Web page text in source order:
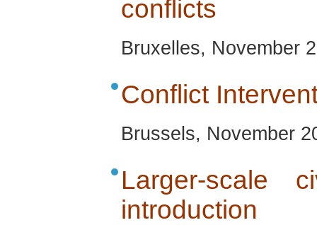
conflicts
Bruxelles, November
Conflict
Brussels, November
Larger-scale
introduction